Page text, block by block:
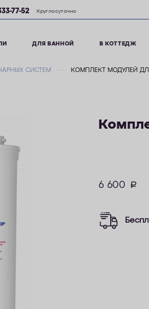
77-52 Круглосуточно
ДЛЯ ВАННОЙ В КОТТЕДЖ
СИСТЕМ КОМПЛЕКТ МОДУЛЕЙ
6 600 руб.